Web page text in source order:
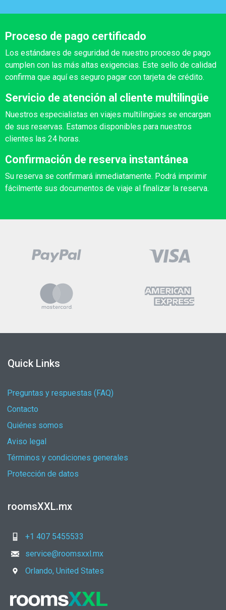
Proceso de pago certificado
Los estándares de seguridad de nuestro proceso de pago
cumplen con las más altas exigencias. Este sello de calidad
confirma que aquí es seguro pagar con tarjeta de crédito.
Servicio de atención al cliente multilingüe
Nuestros especialistas en viajes multilingües se encargan
de sus reservas. Estamos disponibles para nuestros
clientes las 24 horas.
Confirmación de reserva instantánea
Su reserva se confirmará inmediatamente. Podrá imprimir
fácilmente sus documentos de viaje al finalizar la reserva.
Quick Links
Preguntas y respuestas (FAQ)
Contacto
Quiénes somos
Aviso legal
Términos y condiciones generales
Protección de datos
roomsXXL.mx
+1 407 5455533
service@roomsxxl.mx
Orlando, United States